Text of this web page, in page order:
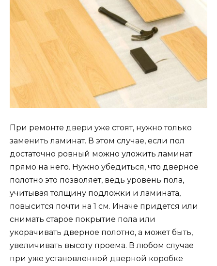
При ремонте двери уже стоят, нужно только
заменить ламинат. В этом случае, если пол
достаточно ровный можно уложить ламинат
прямо на него. Нужно убедиться, что дверное
полотно это позволяет, ведь уровень пола,
учитывая толщину подложки и ламината,
повысится почти на 1 см. Иначе придется или
снимать старое покрытие пола или
укорачивать дверное полотно, а может быть,
увеличивать высоту проема. В любом случае
при уже установленной дверной коробке